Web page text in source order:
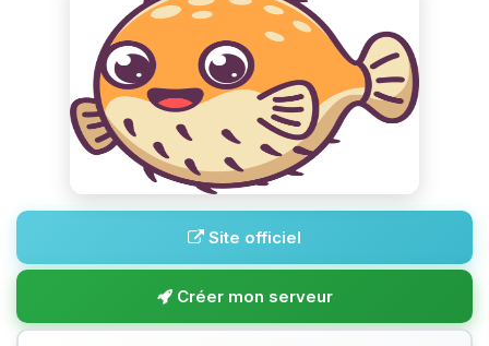
Site officiel
Créer mon serveur